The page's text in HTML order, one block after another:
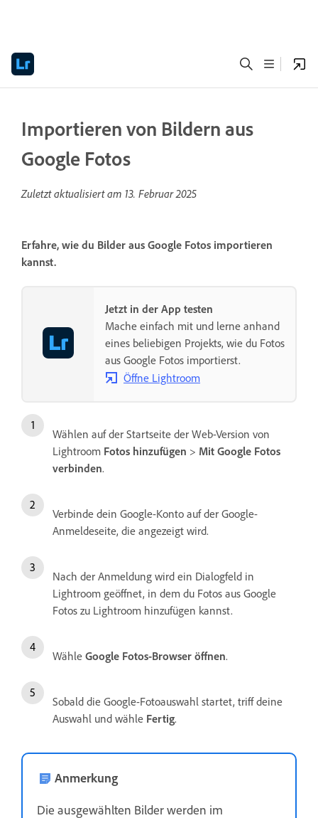
Importieren von Bildern aus
Google Fotos
Zuletzt aktualisiert am 13. Februar 2025
Erfahre, wie du Bilder aus Google Fotos importieren
kannst.
Jetzt in der App testen
Mache einfach mit und lerne anhand
eines beliebigen Projekts, wie du Fotos
aus Google Fotos importierst.
Öffne Lightroom
Wählen auf der Startseite der Web-Version von
Lightroom Fotos hinzufügen > Mit Google Fotos
verbinden.
Verbinde dein Google-Konto auf der Google-
Anmeldeseite, die angezeigt wird.
Nach der Anmeldung wird ein Dialogfeld in
Lightroom geöffnet, in dem du Fotos aus Google
Fotos zu Lightroom hinzufügen kannst.
Wähle Google Fotos-Browser öffnen.
Sobald die Google-Fotoauswahl startet, triff deine
Auswahl und wähle Fertig.
Anmerkung
Die ausgewählten Bilder werden im